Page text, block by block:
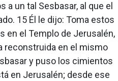
un tal Sesbasar, al que el
15 Él le dijo: Toma estos
en el Templo de Jerusalén,
reconstruida en el mismo
y puso los cimientos
en Jerusalén; desde ese